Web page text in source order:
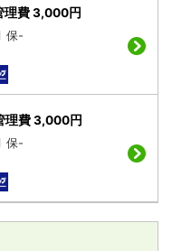
理費 3,000円
保-
理費 3,000円
保-